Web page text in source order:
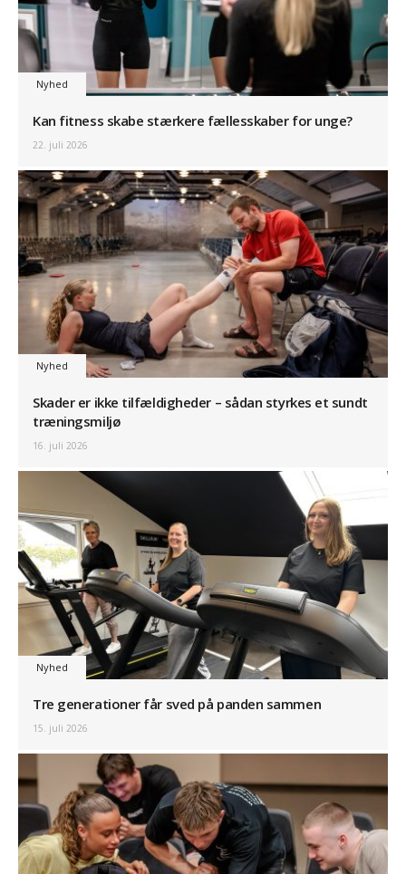
Nyhed
Kan fitness skabe stærkere fællesskaber for unge?
22. juli 2026
Nyhed
Skader er ikke tilfældigheder – sådan styrkes et sundt
træningsmiljø
16. juli 2026
Nyhed
Tre generationer får sved på panden sammen
15. juli 2026